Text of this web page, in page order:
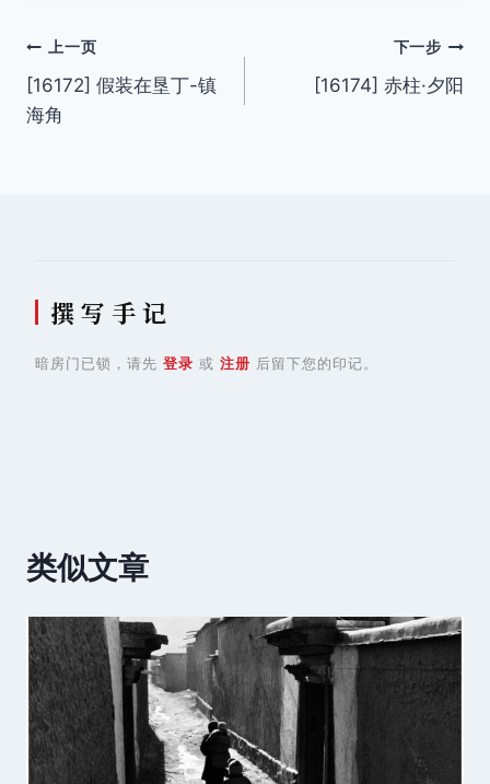
文
章
上一页
[16172] 假装在垦丁-镇
海角
下一步
[16174] 赤柱·夕阳
撰 写 手 记
暗房门已锁，请先 登录 或 注册 后留下您的印记。
类似文章